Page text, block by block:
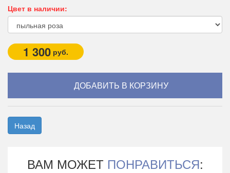
Цвет в наличии:
1 300 руб.
Назад
ВАМ МОЖЕТ ПОНРАВИТЬСЯ: